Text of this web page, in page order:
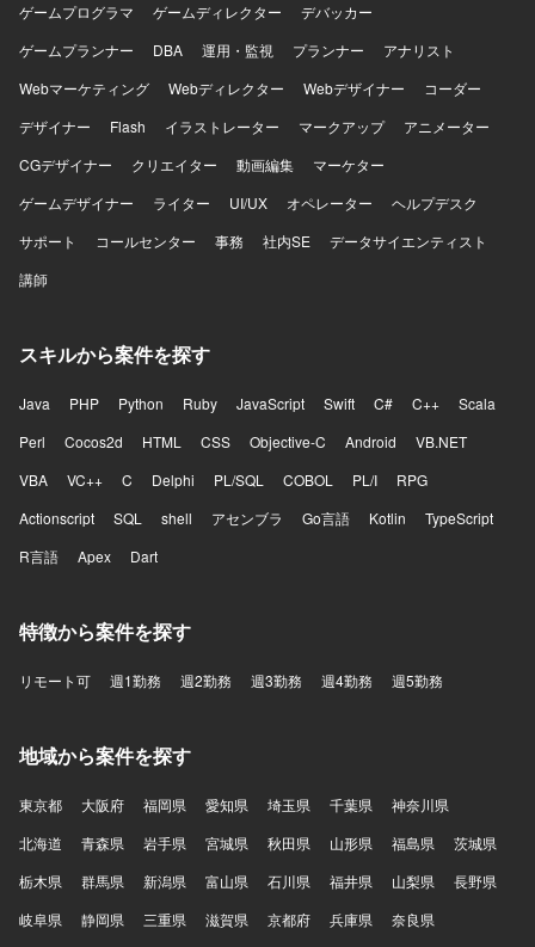
ゲームプログラマ
ゲームディレクター
デバッカー
ゲームプランナー
DBA 運用・監視 プランナー
アナリスト
Webマーケティング
Webディレクター Webデザイナー
コーダー
デザイナー
Flash イラストレーター マークアップ
アニメーター
CGデザイナー
クリエイター 動画編集
マーケター
ゲームデザイナー
ライター UI/UX オペレーター
ヘルプデスク
サポート
コールセンター 事務 社内SE
データサイエンティスト
講師
スキルから案件を探す
Java PHP Python Ruby JavaScript Swift C# C++
Scala
Perl
Cocos2d HTML CSS Objective-C Android
VB.NET
VBA
VC++ C Delphi PL/SQL COBOL PL/I
RPG
Actionscript
SQL shell アセンブラ Go言語 Kotlin
TypeScript
R言語
Apex Dart
特徴から案件を探す
リモート可 週1勤務 週2勤務 週3勤務 週4勤務 週5勤務
地域から案件を探す
東京都 大阪府 福岡県 愛知県 埼玉県 千葉県
神奈川県
北海道
青森県 岩手県 宮城県 秋田県 山形県 福島県
茨城県
栃木県
群馬県 新潟県 富山県 石川県 福井県 山梨県
長野県
岐阜県
静岡県 三重県 滋賀県 京都府 兵庫県 奈良県